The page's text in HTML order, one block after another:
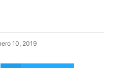
10, 2019